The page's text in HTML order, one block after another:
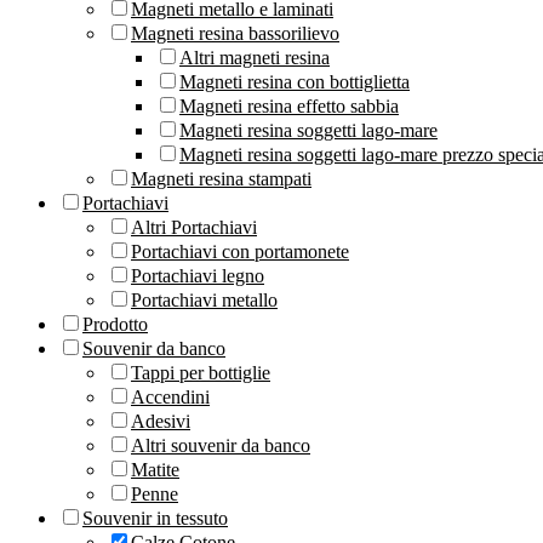
Magneti metallo e laminati
Magneti resina bassorilievo
Altri magneti resina
Magneti resina con bottiglietta
Magneti resina effetto sabbia
Magneti resina soggetti lago-mare
Magneti resina soggetti lago-mare prezzo
Magneti resina stampati
Portachiavi
Altri Portachiavi
Portachiavi con portamonete
Portachiavi legno
Portachiavi metallo
Prodotto
Souvenir da banco
Tappi per bottiglie
Accendini
Adesivi
Altri souvenir da banco
Matite
Penne
Souvenir in tessuto